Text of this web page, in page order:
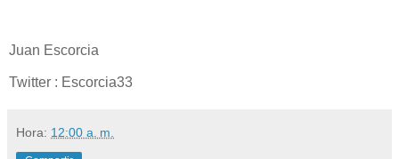
Juan Escorcia
Twitter : Escorcia33
Hora: 12:00 a. m.